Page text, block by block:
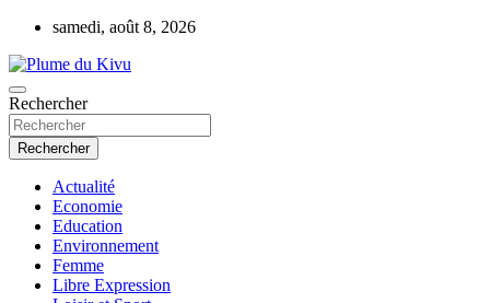
Aller
contenu
samedi, août 8, 2026
Plume du Kivu
Rechercher
Rechercher
Actualité
Economie
Education
Environnement
Femme
Libre Expression